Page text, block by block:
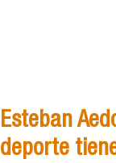
Esteban
deporte